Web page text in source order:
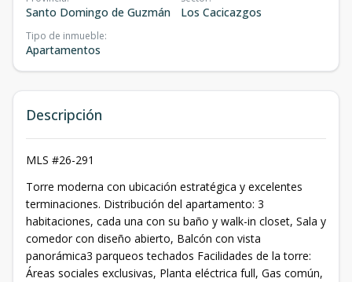
Santo Domingo de Guzmán Los Cacicazgos
Tipo de inmueble:
Apartamentos
Descripción
MLS #26-291
Torre moderna con ubicación estratégica y excelentes
terminaciones. Distribución del apartamento: 3
habitaciones, cada una con su baño y walk-in closet, Sala y
comedor con diseño abierto, Balcón con vista
panorámica3 parqueos techados Facilidades de la torre:
Áreas sociales exclusivas, Planta eléctrica full, Gas común,